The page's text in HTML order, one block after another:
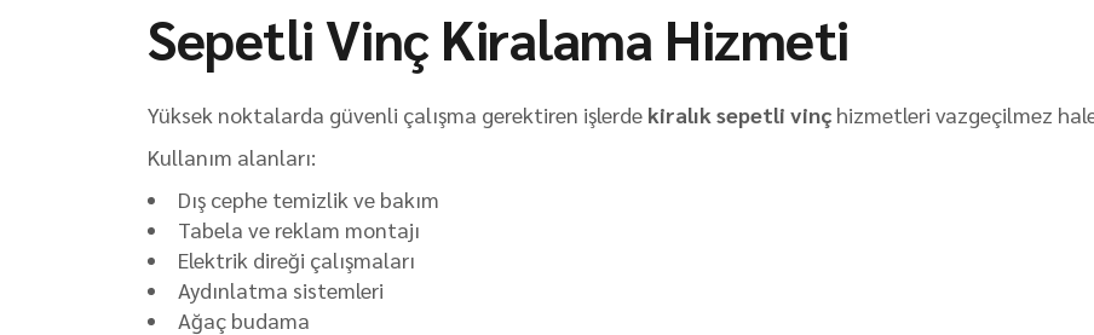
Sepetli Vinç Kiralama Hizmeti
Yüksek noktalarda güvenli çalışma gerektiren işlerde kiralık sepetli vinç hizmetleri vazgeçilmez
Kullanım alanları:
Dış cephe temizlik ve bakım
Tabela ve reklam montajı
Elektrik direği çalışmaları
Aydınlatma sistemleri
Ağaç budama